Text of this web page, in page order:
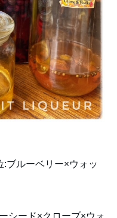
ブルーベリー×ウォッ